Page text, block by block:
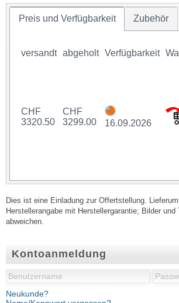
Kontoanmeldung
Neukunde?
Preis und Verfügbarkeit Zubehör
versandt abgeholt Verfügbarkeit
CHF
3320.50
CHF
3299.00
16.09.2026
Dies ist eine Einladung zur Offertstellung.
Herstellerangabe mit Herstellergarantie; Bilder und
abweichen.